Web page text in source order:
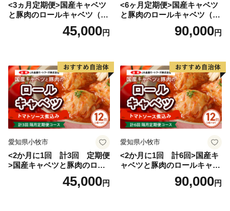
<3ヵ月定期便>国産キャベツ
と豚肉のロールキャベツ（6P
45,000円
<6ヶ月定期便>国産キャベツ
と豚肉のロールキャベツ（6P
90,000円
愛知県小牧市
<2か月に1回 計3回 定期便
>国産キャベツと豚肉のロー
ルキャベツ（6P入り）
45,000円
愛知県小牧市
<2か月に1回 計6回>国産キ
ャベツと豚肉のロールキャベ
90,000円